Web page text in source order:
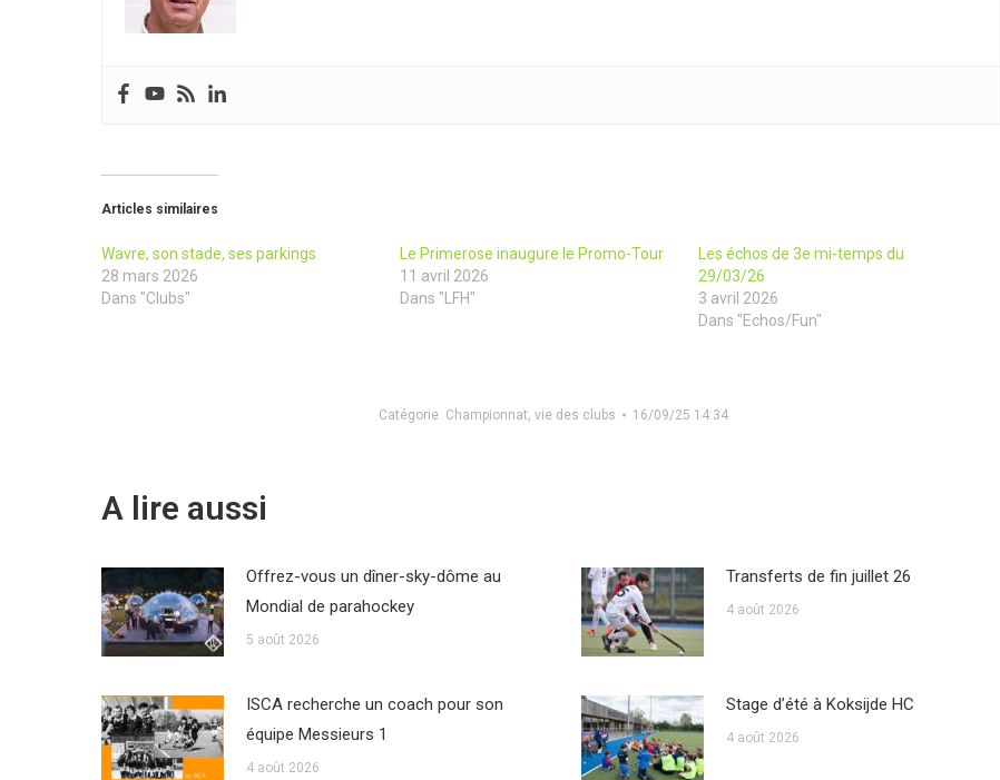
Articles similaires
Wavre, son stade, ses parkings
28 mars 2026
Dans "Clubs"
Le Primerose inaugure le Promo-Tour
11 avril 2026
Dans "LFH"
Les échos de 3e mi-temps du
29/03/26
3 avril 2026
Dans "Echos/Fun"
Catégorie Championnat vie des clubs 16/09/25 14:34
A lire aussi
Offrez-vous un dîner-sky-dôme au
Mondial de parahockey
5 août 2026
Transferts de fin juillet 26
4 août 2026
ISCA recherche un coach pour son
équipe Messieurs 1
4 août 2026
Stage d’été à Koksijde HC
4 août 2026